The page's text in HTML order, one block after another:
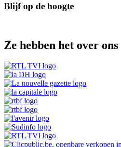
Blijf op de hoogte
Ze hebben het over ons